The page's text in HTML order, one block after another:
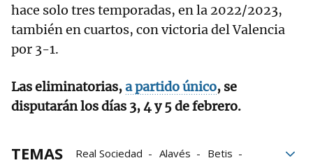
hace solo tres temporadas, en la 2022/2023,
también en cuartos, con victoria del Valencia
por 3-1.
Las eliminatorias,a partido único, se
disputarán los días 3, 4 y 5 de febrero.
TEMAS Real Sociedad Alavés
Betis